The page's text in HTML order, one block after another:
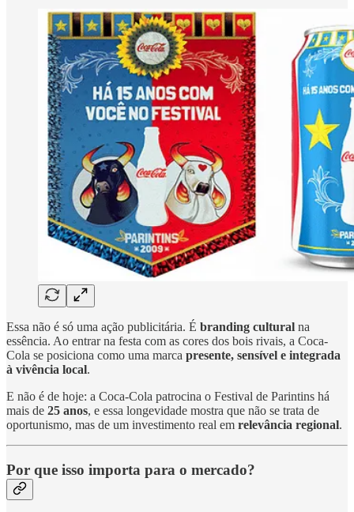
Essa não é só uma ação publicitária. É branding cultural na
essência. Ao entrar na festa com as cores dos bois rivais, a Coca-
Cola se posiciona como uma marca presente, sensível e integrada
à vivência local.
E não é de hoje: a Coca-Cola patrocina o Festival de Parintins há
mais de 25 anos, e essa longevidade mostra que não se trata de
oportunismo, mas de um investimento real em relevância regional.
Por que isso importa para o mercado?